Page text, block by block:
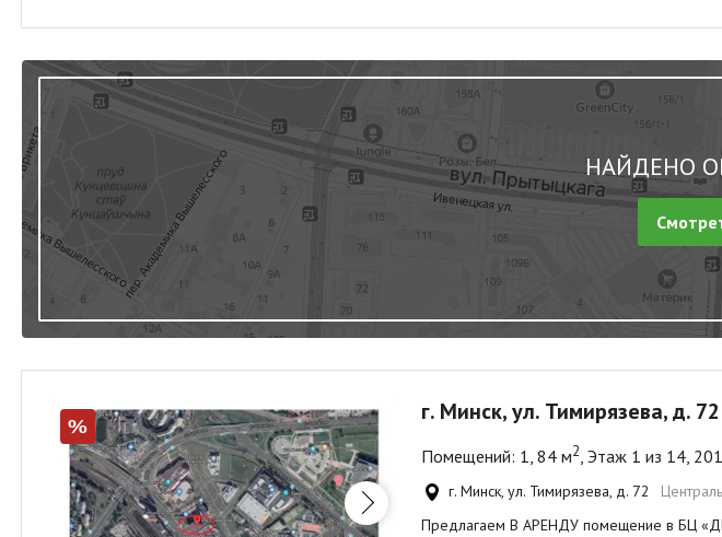
НАЙДЕНО
%
г. Минск, ул. Тимирязева, д. 72
Помещений: 1, 84 м2, Этаж 1 из 14,
г. Минск, ул. Тимирязева, д. 72
Предлагаем В АРЕНДУ помещение в БЦ